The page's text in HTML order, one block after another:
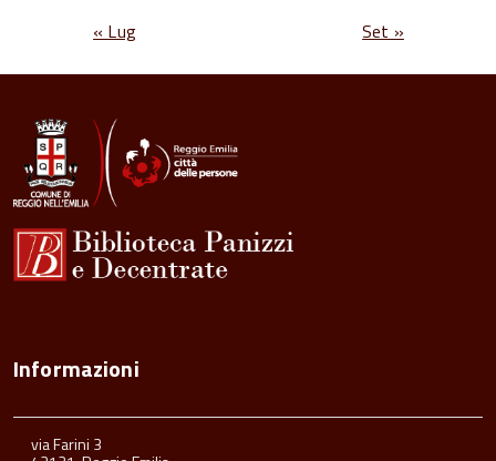
« Lug
Set »
Informazioni
via Farini 3